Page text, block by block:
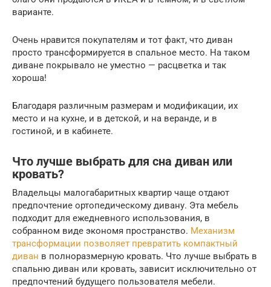
варианте.
Очень нравится покупателям и тот факт, что диван
просто трансформируется в спальное место. На таком
диване покрывало не уместно — расцветка и так
хороша!
Благодаря различным размерам и модификации, их
место и на кухне, и в детской, и на веранде, и в
гостиной, и в кабинете.
Что лучше выбрать для сна диван или
кровать?
Владельцы малогабаритных квартир чаще отдают
предпочтение ортопедическому дивану. Эта мебель
подходит для ежедневного использования, в
собранном виде экономя пространство. Механизм
трансформации позволяет превратить компактный
диван в полноразмерную кровать. Что лучше выбрать в
спальню диван или кровать, зависит исключительно от
предпочтений будущего пользователя мебели.